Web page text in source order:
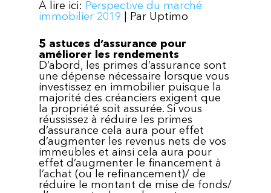
À lire ici: Perspective du marché
immobilier 2019 | Par Uptimo
5 astuces d’assurance pour
améliorer les rendements
D’abord, les primes d’assurance sont
une dépense nécessaire lorsque vous
investissez en immobilier puisque la
majorité des créanciers exigent que
la propriété soit assurée. Si vous
réussissez à réduire les primes
d’assurance cela aura pour effet
d’augmenter les revenus nets de vos
immeubles et ainsi cela aura pour
effet d’augmenter le financement à
l’achat (ou le refinancement)/ de
réduire le montant de mise de fonds/